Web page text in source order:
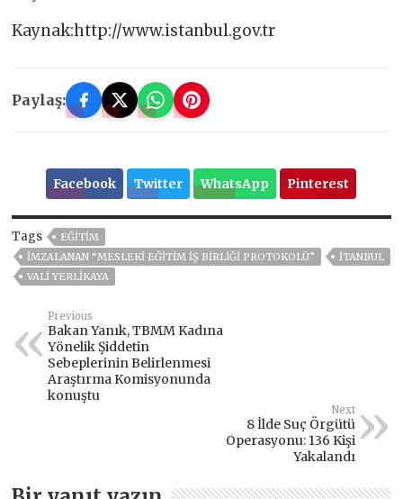
Kaynak:http://www.istanbul.gov.tr
Paylaş:
Facebook Twitter WhatsApp Pinterest
Tags
EĞITIM
İMZALANAN “MESLEKI EĞITIM İŞ BIRLIĞI PROTOKOLÜ”
ITANBUL
VALİ YERLİKAYA
Previous
Bakan Yanık, TBMM Kadına
Yönelik Şiddetin
Sebeplerinin Belirlenmesi
Araştırma Komisyonunda
konuştu
Next
8 İlde Suç Örgütü
Operasyonu: 136 Kişi
Yakalandı